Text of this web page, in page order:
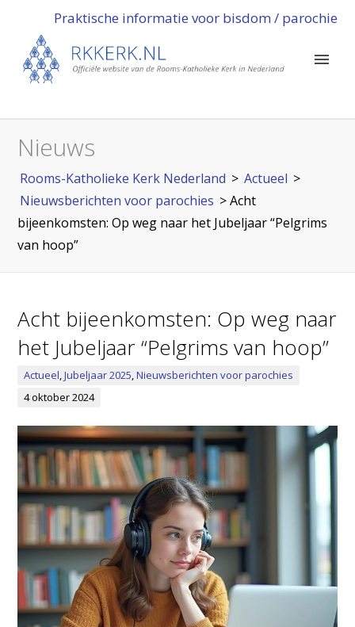
Praktische informatie voor bisdom / parochie
Nieuws
Rooms-Katholieke Kerk Nederland > Actueel >
Nieuwsberichten voor parochies >Acht
bijeenkomsten: Op weg naar het Jubeljaar “Pelgrims
van hoop”
Acht bijeenkomsten: Op weg naar
het Jubeljaar “Pelgrims van hoop”
Actueel,Jubeljaar 2025,Nieuwsberichten voor parochies
4 oktober 2024